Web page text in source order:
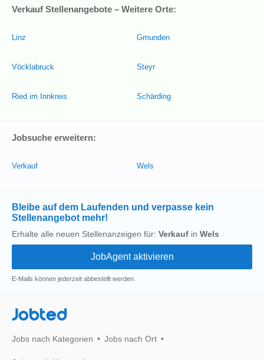
Verkauf Stellenangebote – Weitere Orte:
Linz
Vöcklabruck
Ried im Innkreis
Gmunden
Steyr
Schärding
Jobsuche erweitern:
Verkauf Wels
Bleibe auf dem Laufenden und verpasse kein
Stellenangebot mehr!
Erhalte alle neuen Stellenanzeigen für: Verkauf in Wels
E-Mails können jederzeit abbestellt werden.
Jobted
Jobs nach Kategorien Jobs nach Ort